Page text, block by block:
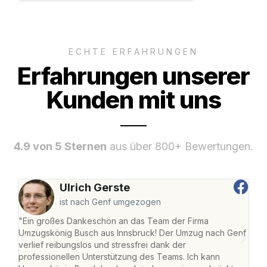
ECHTE ERFAHRUNGEN
Erfahrungen unserer
Kunden mit uns
4.9 von 5 Sternen aus über 800+ Bewertungen.
Ulrich Gerste
ist nach Genf umgezogen
"Ein großes Dankeschön an das Team der Firma
Umzugskönig Busch aus Innsbruck! Der Umzug nach Genf
verlief reibungslos und stressfrei dank der
professionellen Unterstützung des Teams. Ich kann